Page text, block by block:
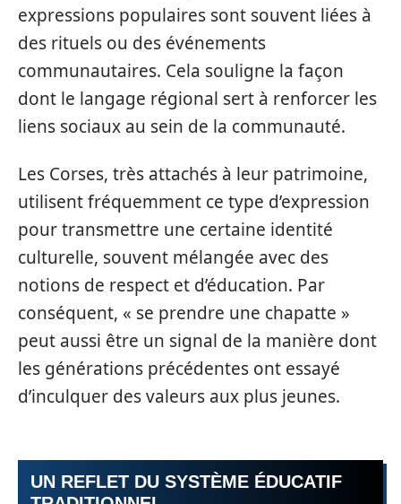
expressions populaires sont souvent liées à
des rituels ou des événements
communautaires. Cela souligne la façon
dont le langage régional sert à renforcer les
liens sociaux au sein de la communauté.
Les Corses, très attachés à leur patrimoine,
utilisent fréquemment ce type d’expression
pour transmettre une certaine identité
culturelle, souvent mélangée avec des
notions de respect et d’éducation. Par
conséquent, « se prendre une chapatte »
peut aussi être un signal de la manière dont
les générations précédentes ont essayé
d’inculquer des valeurs aux plus jeunes.
UN REFLET DU SYSTÈME ÉDUCATIF